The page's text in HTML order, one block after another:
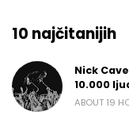
10 najčitanijih
Nick
10.000
ABOUT 19